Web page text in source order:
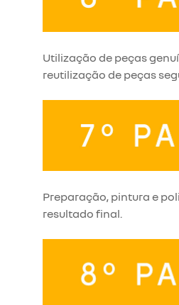
Utilização de peças
reutilização de peças
Preparação, pintura e
resultado final.